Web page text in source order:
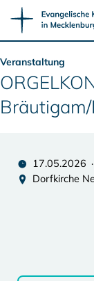
Veranstaltung
17.05.2026
Dorfkirche